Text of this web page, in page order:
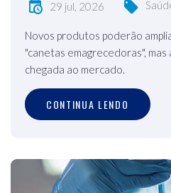
29 jul, 2026
Novos produtos poderão
"canetas emagrecedoras",
chegada ao mercado.
CONTINUA LENDO